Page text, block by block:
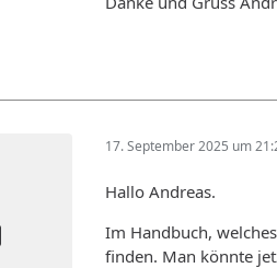
17. September 2025 um
Hallo Andreas.
Im Handbuch,
finden. Man könnte